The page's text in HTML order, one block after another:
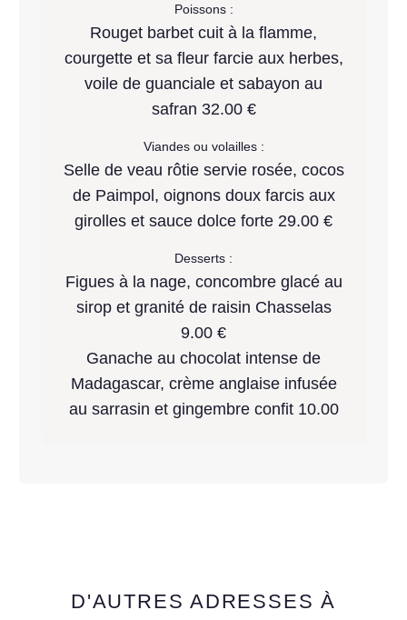
Poissons :
Rouget barbet cuit à la flamme,
courgette et sa fleur farcie aux herbes,
voile de guanciale et sabayon au
safran 32.00 €
Viandes ou volailles :
Selle de veau rôtie servie rosée, cocos
de Paimpol, oignons doux farcis aux
girolles et sauce dolce forte 29.00 €
Desserts :
Figues à la nage, concombre glacé au
sirop et granité de raisin Chasselas
9.00 €
Ganache au chocolat intense de
Madagascar, crème anglaise infusée
au sarrasin et gingembre confit 10.00
D'AUTRES ADRESSES À